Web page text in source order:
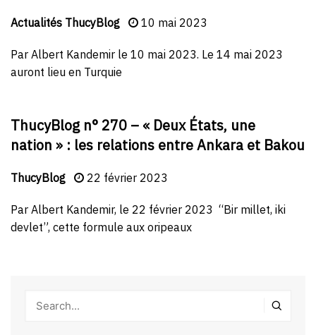
Actualités ThucyBlog 10 mai 2023
Par Albert Kandemir le 10 mai 2023. Le 14 mai 2023
auront lieu en Turquie
ThucyBlog n° 270 – « Deux États, une
nation » : les relations entre Ankara et Bakou
ThucyBlog 22 février 2023
Par Albert Kandemir, le 22 février 2023 “Bir millet, iki
devlet”, cette formule aux oripeaux